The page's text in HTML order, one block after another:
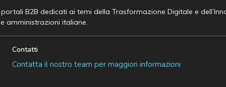
B2B dedicati ai temi della Trasformazione Digitale e
amministrazioni italiane.
Contatti
Contatta il nostro team per maggiori informazioni